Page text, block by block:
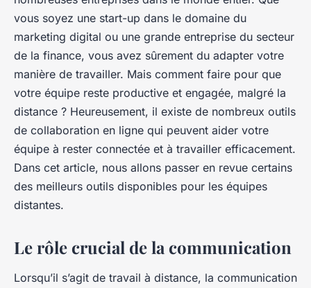
vous soyez une start-up dans le domaine du
marketing digital ou une grande entreprise du secteur
de la finance, vous avez sûrement du adapter votre
manière de travailler. Mais comment faire pour que
votre équipe reste productive et engagée, malgré la
distance ? Heureusement, il existe de nombreux outils
de collaboration en ligne qui peuvent aider votre
équipe à rester connectée et à travailler efficacement.
Dans cet article, nous allons passer en revue certains
des meilleurs outils disponibles pour les équipes
distantes.
Le rôle crucial de la communication
Lorsqu’il s’agit de travail à distance, la communication